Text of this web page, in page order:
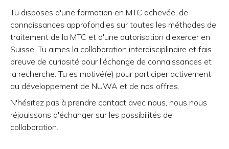
Tu disposes d'une formation en MTC achevée, de
connaissances approfondies sur toutes les méthodes de
traitement de la MTC et d'une autorisation d'exercer en
Suisse. Tu aimes la collaboration interdisciplinaire et fais
preuve de curiosité pour l'échange de connaissances et
la recherche. Tu es motivé(e) pour participer activement
au développement de NUWA et de nos offres.
N'hésitez pas à prendre contact avec nous, nous nous
réjouissons d'échanger sur les possibilités de
collaboration.